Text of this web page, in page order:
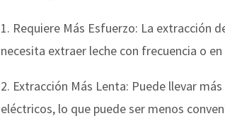
1. Requiere Más Esfuerzo: La extracción
necesita extraer leche con frecuencia o
2. Extracción Más Lenta: Puede llevar
eléctricos, lo que puede ser menos